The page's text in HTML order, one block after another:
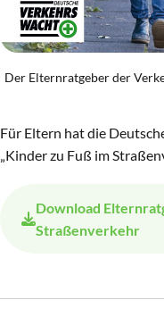
Der Elternratgeber der
Für Eltern hat die
„Kinder zu Fuß im
Download
Straßenverkehr